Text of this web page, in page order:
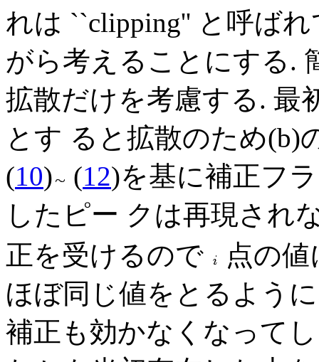
れは ``clipping'' と呼ば
がら考えることにする.
拡散だけを考慮する. 最
とす ると拡散のため(b)
(10) (12)を基に補正フ
したピー クは再現され
正を受けるので
点の
ほぼ同じ値をとるよう
補正も効かなくなって